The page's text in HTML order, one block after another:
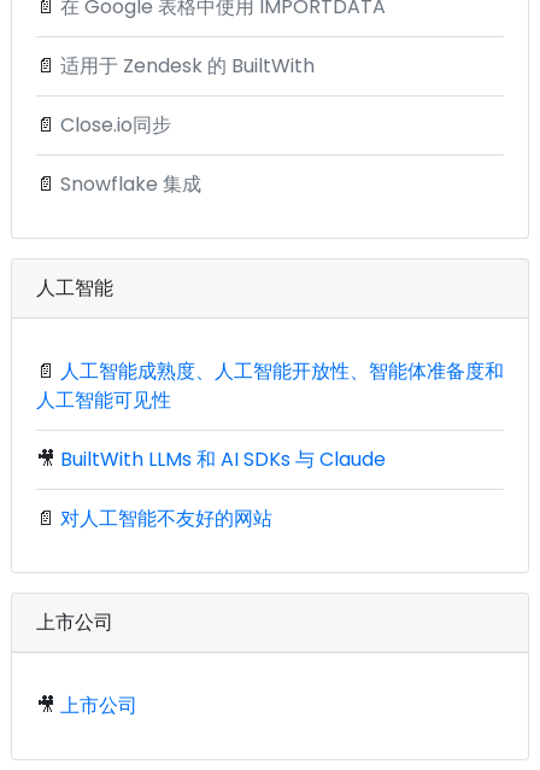
📄 在 Google 表格中使用 IMPORTDATA
📄 适用于 Zendesk 的 BuiltWith
📄 Close.io同步
📄 Snowflake 集成
人工智能
📄 人工智能成熟度、人工智能开放性、智能体准备度和
人工智能可见性
🎥 BuiltWith LLMs 和 AI SDKs 与 Claude
📄 对人工智能不友好的网站
上市公司
🎥 上市公司